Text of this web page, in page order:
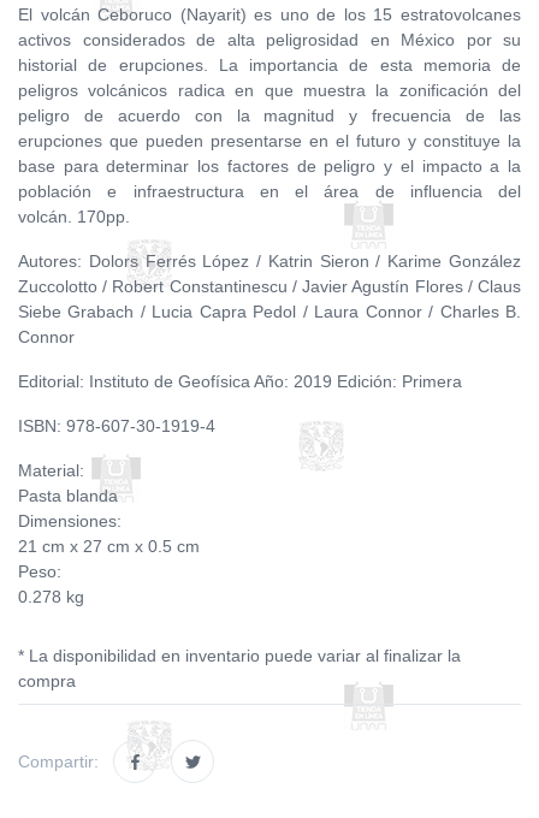
El volcán Ceboruco (Nayarit) es uno de los 15 estratovolcanes
activos considerados de alta peligrosidad en México por su
historial de erupciones. La importancia de esta memoria de
peligros volcánicos radica en que muestra la zonificación del
peligro de acuerdo con la magnitud y frecuencia de las
erupciones que pueden presentarse en el futuro y constituye la
base para determinar los factores de peligro y el impacto a la
población e infraestructura en el área de influencia del
volcán. 170pp.
Autores: Dolors Ferrés López / Katrin Sieron / Karime González
Zuccolotto / Robert Constantinescu / Javier Agustín Flores / Claus
Siebe Grabach / Lucia Capra Pedol / Laura Connor / Charles B.
Connor
Editorial: Instituto de Geofísica Año: 2019 Edición: Primera
ISBN: 978-607-30-1919-4
Material:
Pasta blanda
Dimensiones:
21 cm x 27 cm x 0.5 cm
Peso:
0.278 kg
* La disponibilidad en inventario puede variar al finalizar la
compra
Compartir: